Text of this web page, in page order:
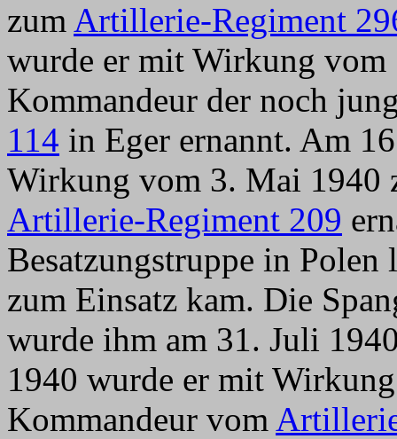
zum Artillerie-Regiment
wurde er mit Wirkung vom
Kommandeur der noch
114 in Eger ernannt. Am
Wirkung vom 3. Mai 1940
Artillerie-Regiment 209
Besatzungstruppe in
zum Einsatz kam. Die
wurde ihm am 31. Juli
1940 wurde er mit
Kommandeur vom